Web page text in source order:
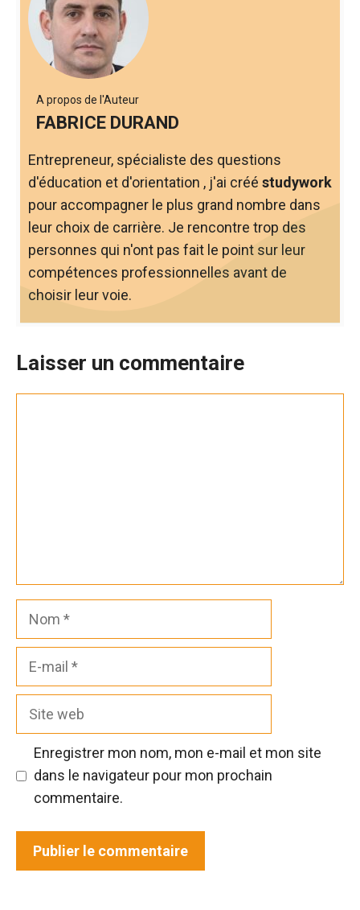
A propos de l'Auteur
FABRICE DURAND
Entrepreneur, spécialiste des questions
d'éducation et d'orientation , j'ai créé studywork
pour accompagner le plus grand nombre dans
leur choix de carrière. Je rencontre trop des
personnes qui n'ont pas fait le point sur leur
compétences professionnelles avant de
choisir leur voie.
Laisser un commentaire
Nom
Site
Enregistrer mon nom, mon e-mail et mon site
dans le navigateur pour mon prochain
commentaire.